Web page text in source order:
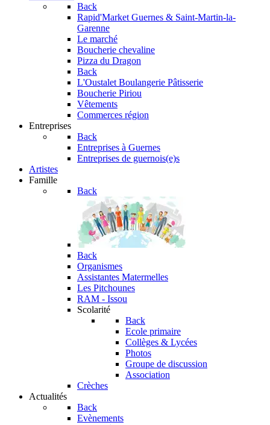
Back
Rapid'Market Guernes & Saint-Martin-la-
Garenne
Le marché
Boucherie chevaline
Pizza du Dragon
Back
L'Oustalet Boulangerie Pâtisserie
Boucherie Piriou
Vêtements
Commerces région
Entreprises
Back
Entreprises à Guernes
Entreprises de guernois(e)s
Artistes
Famille
Back
Back
Organismes
Assistantes Matermelles
Les Pitchounes
RAM - Issou
Scolarité
Back
Ecole primaire
Collèges & Lycées
Photos
Groupe de discussion
Association
Crèches
Actualités
Back
Evènements